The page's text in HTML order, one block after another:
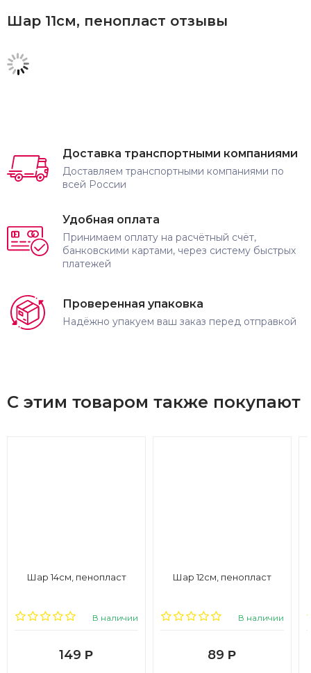
Шар 11см, пенопласт отзывы
Доставка транспортными компаниями
Доставляем транспортными компаниями по
всей России
Удобная оплата
Принимаем оплату на расчётный счёт,
банковскими картами, через систему быстрых
платежей
Проверенная упаковка
Надёжно упакуем ваш заказ перед отправкой
С этим товаром также покупают
Шар 14см, пенопласт
В наличии
149 Р
Шар 12см, пенопласт
В наличии
89 Р